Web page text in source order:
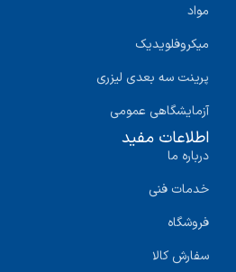
مواد
میکروفلویدیک
پرینت سه‌ بعدی لیزری
آزمایشگاهی عمومی
اطلاعات مفید
درباره ما
خدمات فنی
فروشگاه
سفارش کالا